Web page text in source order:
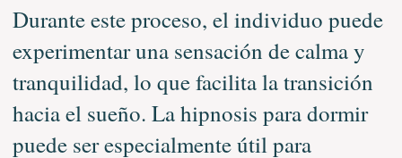
Durante este proceso, el individuo puede
experimentar una sensación de calma y
tranquilidad, lo que facilita la transición
hacia el sueño. La hipnosis para dormir
puede ser especialmente útil para